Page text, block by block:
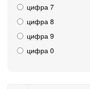
цифра 7
цифра 8
цифра 9
цифра 0